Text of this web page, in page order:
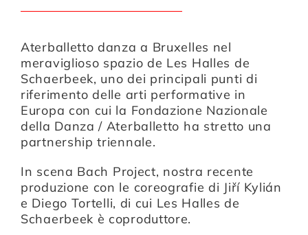
Fonderia
Formazione
Compagnia
Calendario
Aterballetto danza a Bruxelles nel
meraviglioso spazio de Les Halles de
Schaerbeek, uno dei principali punti di
riferimento delle arti performative in
Europa con cui la Fondazione Nazionale
della Danza / Aterballetto ha stretto una
partnership triennale.
In scena Bach Project, nostra recente
produzione con le coreografie di Jiří Kylián
e Diego Tortelli, di cui Les Halles de
Schaerbeek è coproduttore.